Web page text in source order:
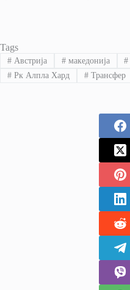
Tags
#Австрија #македонија #
#Рк Алпла Хард #Трансфер